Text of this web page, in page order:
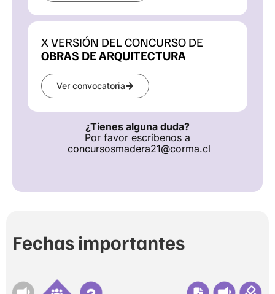
X VERSIÓN DEL CONCURSO DE
OBRAS DE ARQUITECTURA
Ver convocatoria
¿Tienes alguna duda?
Por favor escríbenos a
concursosmadera21@corma.cl
Fechas importantes